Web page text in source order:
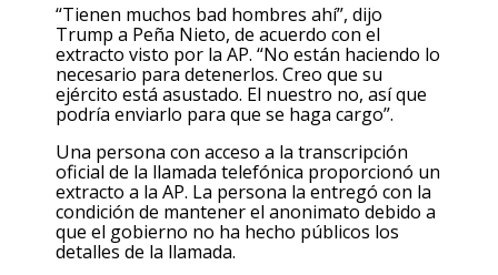
“Tienen muchos bad hombres ahí”, dijo
Trump a Peña Nieto, de acuerdo con el
extracto visto por la AP. “No están haciendo lo
necesario para detenerlos. Creo que su
ejército está asustado. El nuestro no, así que
podría enviarlo para que se haga cargo”.
Una persona con acceso a la transcripción
oficial de la llamada telefónica proporcionó un
extracto a la AP. La persona la entregó con la
condición de mantener el anonimato debido a
que el gobierno no ha hecho públicos los
detalles de la llamada.